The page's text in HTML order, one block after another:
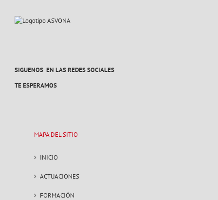
SIGUENOS EN LAS REDES SOCIALES
TE ESPERAMOS
MAPA DEL SITIO
INICIO
ACTUACIONES
FORMACIÓN